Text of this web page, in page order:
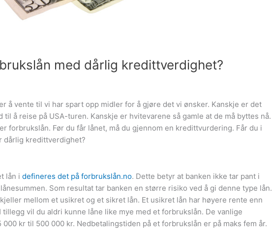
med dårlig kredittverdighet?
å vente til vi har spart opp midler for å gjøre det vi ønsker. Kanskje er det
til å reise på USA-turen. Kanskje er hvitevarene så gamle at de må byttes nå.
forbrukslån. Før du får lånet, må du gjennom en kredittvurdering. Får du i
dårlig kredittverdighet?
lån i defineres det på forbrukslån.no. Dette betyr at banken ikke tar pant i
Som resultat tar banken en større risiko ved å gi denne type lån.
mellom et usikret og et sikret lån. Et usikret lån har høyere rente enn
vil du aldri kunne låne like mye med et forbrukslån. De vanlige
kr til 500 000 kr. Nedbetalingstiden på et forbrukslån er på maks fem år.